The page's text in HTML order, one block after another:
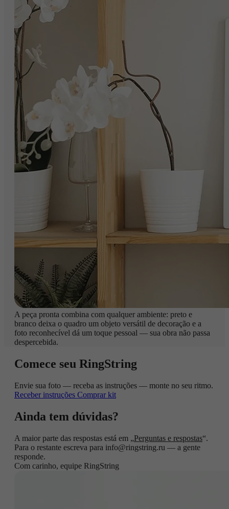
A peça pronta combina com qualquer ambiente: preto e
branco deixa o quadro um objeto versátil de decoração e a
foto reconhecível dá um toque pessoal — sua obra não passa
despercebida.
Comece seu RingString
Envie sua foto — receba as instruções — monte no seu ritmo.
Receber instruções Comprar kit
Ainda tem dúvidas?
A maior parte das respostas está em „Perguntas e respostas“.
Para o restante escreva para info@ringstring.ru — a gente
responde.
Com carinho, equipe RingString